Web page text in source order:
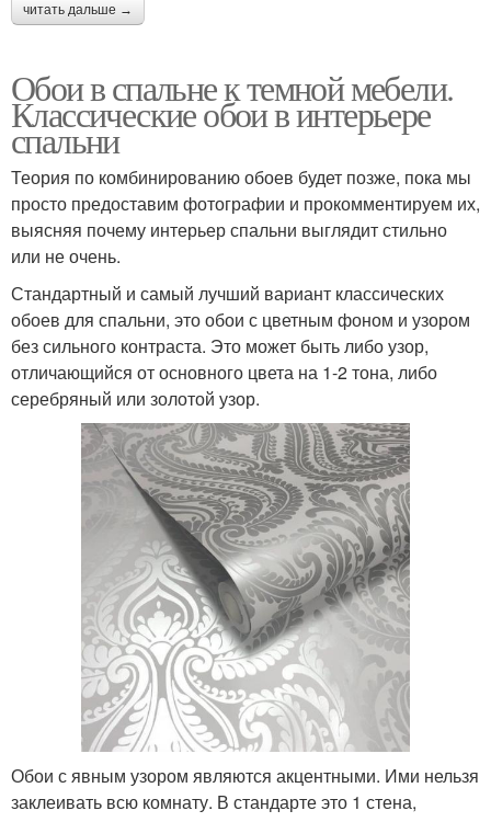
читать дальше →
Обои в спальне к темной мебели.
Классические обои в интерьере
спальни
Теория по комбинированию обоев будет позже, пока мы
просто предоставим фотографии и прокомментируем их,
выясняя почему интерьер спальни выглядит стильно
или не очень.
Стандартный и самый лучший вариант классических
обоев для спальни, это обои с цветным фоном и узором
без сильного контраста. Это может быть либо узор,
отличающийся от основного цвета на 1-2 тона, либо
серебряный или золотой узор.
Обои с явным узором являются акцентными. Ими нельзя
заклеивать всю комнату. В стандарте это 1 стена,